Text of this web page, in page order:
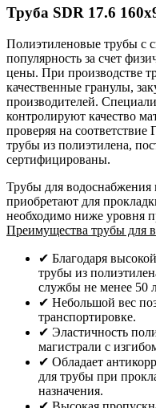
Труба SDR 17.6
Полиэтиленовые трубы с
популярность за счет
цены. При производстве
качественные гранулы,
производителей.
контролируют качество
проверяя на
трубы из полиэтилена,
сертифицированы.
Трубы для водоснабжения
приобретают для
необходимо ниже уровня
Преимущества трубы для
✔ Благодаря
трубы из
службы не менее 50
✔ Небольшой вес
транспортировке.
✔ Эластичность
магистрали с
✔ Обладает
для трубы при
назначения.